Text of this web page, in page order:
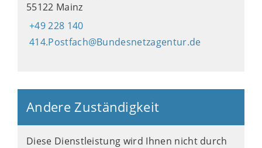
55122 Mainz
+49 228 140
414.Postfach@Bundesnetzagentur.de
Andere Zuständigkeit
Diese Dienstleistung wird Ihnen nicht durch